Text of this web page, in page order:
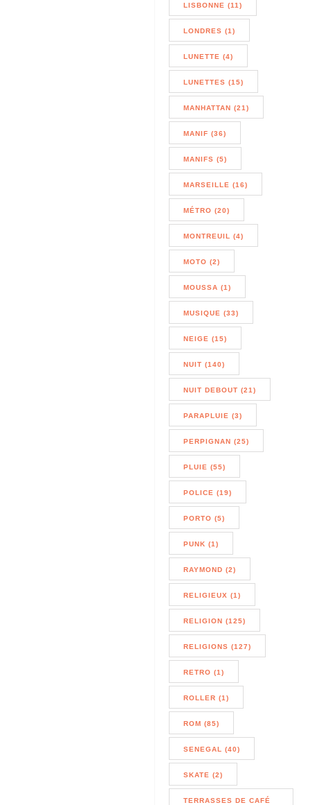
LISBONNE (11)
LONDRES (1)
LUNETTE (4)
LUNETTES (15)
MANHATTAN (21)
MANIF (36)
MANIFS (5)
MARSEILLE (16)
MÉTRO (20)
MONTREUIL (4)
MOTO (2)
MOUSSA (1)
MUSIQUE (33)
NEIGE (15)
NUIT (140)
NUIT DEBOUT (21)
PARAPLUIE (3)
PERPIGNAN (25)
PLUIE (55)
POLICE (19)
PORTO (5)
PUNK (1)
RAYMOND (2)
RELIGIEUX (1)
RELIGION (125)
RELIGIONS (127)
RETRO (1)
ROLLER (1)
ROM (85)
SENEGAL (40)
SKATE (2)
TERRASSES DE CAFÉ